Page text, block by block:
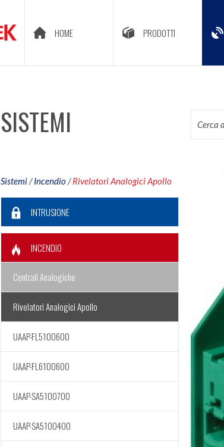
HOME PRODOTTI
SISTEMI
Sistemi/Incendio/Rivelatori Analogici Apollo
INTRUSIONE
INCENDIO
Centrali Analogiche
Rivelatori Analogici Apollo
UAAP-FL5100600
UAAP-FL6100600
UAAP-SA5100700
UAAP-SA5100400